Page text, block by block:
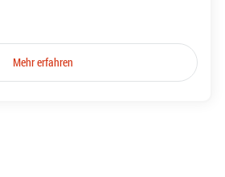
Mehr erfahren